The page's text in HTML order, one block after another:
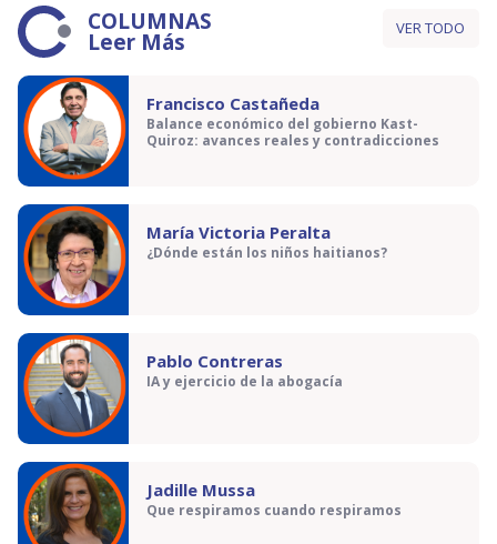
COLUMNAS
Leer Más VER TODO
Francisco Castañeda
Balance económico del gobierno Kast-
Quiroz: avances reales y contradicciones
María Victoria Peralta
¿Dónde están los niños haitianos?
Pablo Contreras
IA y ejercicio de la abogacía
Jadille Mussa
Que respiramos cuando respiramos